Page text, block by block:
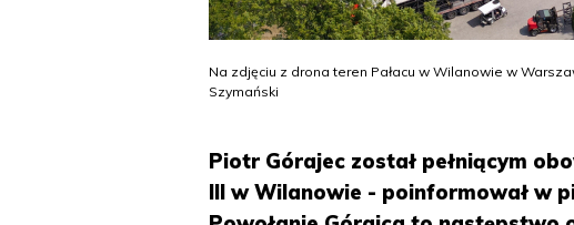
Na zdjęciu z drona teren Pałacu w Wilanowie w
Szymański
Piotr Górajec został pełniącym
III w Wilanowie - poinformował w